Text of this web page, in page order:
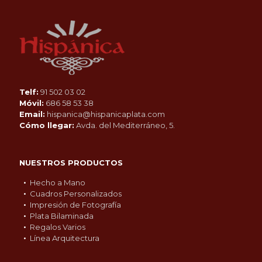
Telf: 91 502 03 02
Móvil: 686 58 53 38
Email: hispanica@hispanicaplata.com
Cómo llegar: Avda. del Mediterráneo, 5.
NUESTROS PRODUCTOS
Hecho a Mano
Cuadros Personalizados
Impresión de Fotografía
Plata Bilaminada
Regalos Varios
Línea Arquitectura